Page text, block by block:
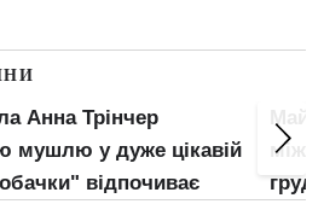
Анна Трінчер
мушлю у дуже цікавій
відпочиває
між